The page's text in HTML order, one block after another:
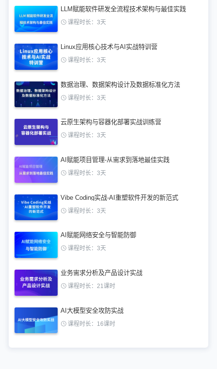
LLM赋能软件研发全流程技术架构与最佳实践
课程时长：3天
Linux应用核心技术与AI实战特训营
课程时长：3天
数据治理、数据架构设计及数据标准化方法
课程时长：3天
云原生架构与容器化部署实战训练营
课程时长：3天
AI赋能项目管理-从需求到落地最佳实践
课程时长：3天
Vibe Coding实战-AI重塑软件开发的新范式
课程时长：3天
AI赋能网络安全与智能防御
课程时长：3天
业务需求分析及产品设计实战
课程时长：21课时
AI大模型安全攻防实战
课程时长：16课时